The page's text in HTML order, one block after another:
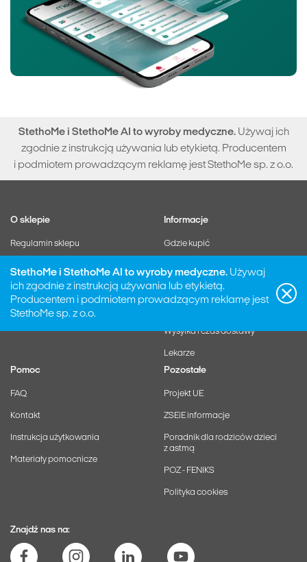
StethoMe i StethoMe AI to wyroby medyczne.Używaj ich
zgodnie z instrukcją używania lub etykietą. Producentem
i podmiotem prowadzącym reklamę jest StethoMe sp. z o.o.
StethoMe i StethoMe AI to wyroby medyczne. Używaj
ich zgodnie z instrukcją używania lub etykietą.
Producentem i podmiotem prowadzącym reklamę jest
StethoMe sp. z o.o.
O sklepie
Regulamin sklepu
Zarządzaj subskrypcją
Informacje
Gdzie kupić
Zwroty i reklamacje
Wysyłka i czas dostawy
Lekarze
Pomoc
FAQ
Kontakt
Instrukcja użytkowania
Materiały pomocnicze
Pozostałe
Projekt UE
ZSEiE informacje
Poradnik dla rodziców dzieci
z astmą
POZ - FENIKS
Polityka cookies
Znajdź nas na: